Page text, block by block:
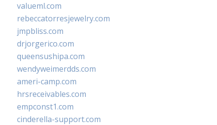
valueml.com
rebeccatorresjewelry.com
jmpbliss.com
drjorgerico.com
queensushipa.com
wendyweimerdds.com
ameri-camp.com
hrsreceivables.com
empconst1.com
cinderella-support.com